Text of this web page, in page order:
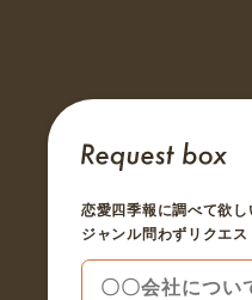
恋愛四季報に調べて欲し
ジャンル問わずリクエ